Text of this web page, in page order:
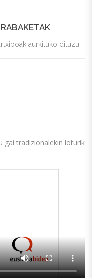
aurkituko dituzu.
gai tradizionalekin loturik